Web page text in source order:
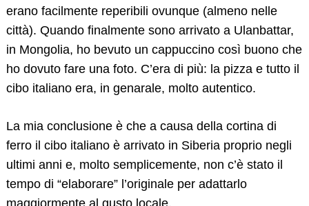
erano facilmente reperibili ovunque (almeno nelle
città). Quando finalmente sono arrivato a Ulanbattar,
in Mongolia, ho bevuto un cappuccino così buono che
ho dovuto fare una foto. C’era di più: la pizza e tutto il
cibo italiano era, in genarale, molto autentico.
La mia conclusione è che a causa della cortina di
ferro il cibo italiano è arrivato in Siberia proprio negli
ultimi anni e, molto semplicemente, non c’è stato il
tempo di “elaborare” l’originale per adattarlo